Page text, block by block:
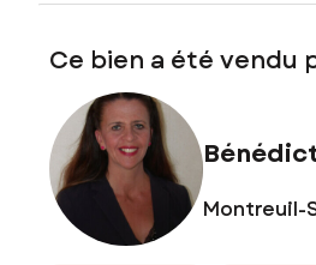
Ce bien a été vendu
Montreuil-